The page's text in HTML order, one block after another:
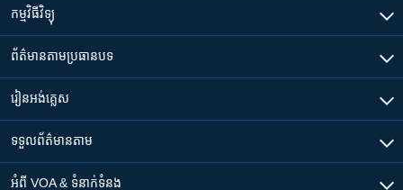
កម្មវិធី​វិទ្យុ
ព័ត៌មាន​តាមប្រធានបទ​
រៀន​​អង់គ្លេស
ទទួល​ព័ត៌មាន​តាម
អំពី​ VOA & ទំនាក់ទំនង